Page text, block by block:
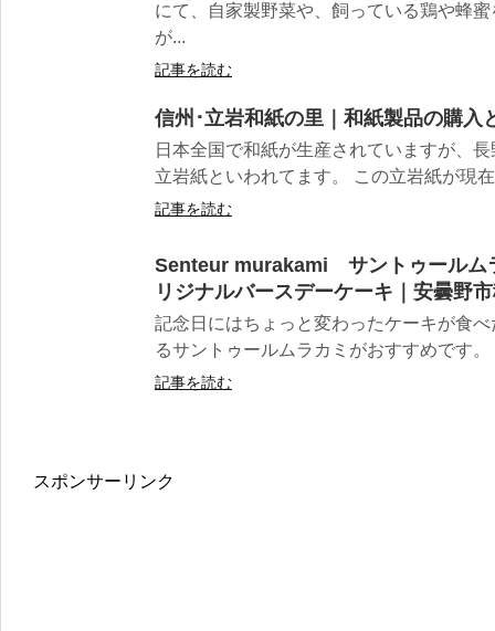
にて、自家製野菜や、飼っている鶏や蜂
が...
記事を読む
信州･立岩和紙の里｜和紙製品の購入
日本全国で和紙が生産されていますが、
立岩紙といわれてます。 この立岩紙が現
記事を読む
Senteur murakami サントゥールム
リジナルバースデーケーキ｜安曇野
記念日にはちょっと変わったケーキが食
るサントゥールムラカミがおすすめです
記事を読む
スポンサーリンク